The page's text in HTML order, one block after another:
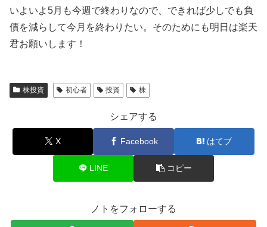
いよいよ5月も今週で終わりなので、できれば少しでも負
債を減らして今月を終わりたい。そのためにも明日は楽天
君お願いします！
株投資 初心者 投資 株
シェアする
X Facebook はてブ
LINE コピー
ノトをフォローする